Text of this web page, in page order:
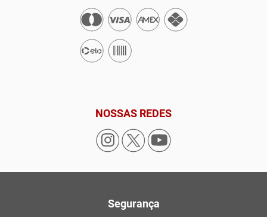
NOSSAS REDES
Segurança